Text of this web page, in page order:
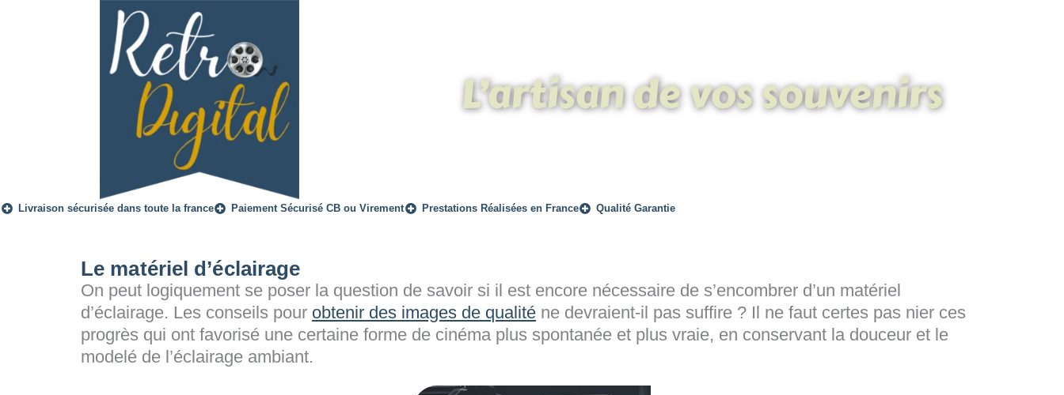
L’artisan de vos souvenirs
Livraison sécurisée dans toute la france Paiement Sécurisé CB ou Virement Prestations Réalisées en France Qualité Garantie
Le matériel d’éclairage
On peut logiquement se poser la question de savoir si il est encore nécessaire de s’encombrer d’un matériel
d’éclairage. Les conseils pour obtenir des images de qualité ne devraient-il pas suffire ? Il ne faut certes pas nier ces
progrès qui ont favorisé une certaine forme de cinéma plus spontanée et plus vraie, en conservant la douceur et le
modelé de l’éclairage ambiant.